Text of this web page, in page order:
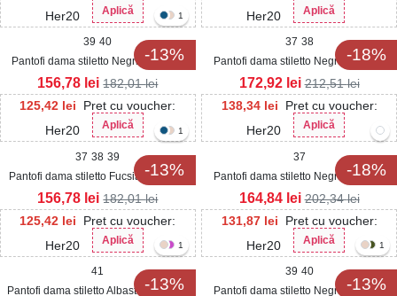
Her20
Aplică
Her20
Aplică
-13%
1
39 40
Pantofi dama stiletto Negri din Piele
Ecologica Intoarsa Daniely
125,42 lei
Pret cu voucher:
Her20
Aplică
156,78 lei 182,01lei
-18%
37 38
Pantofi dama stiletto Negri din Satin
Kelsa
138,34 lei
Pret cu voucher:
Her20
Aplică
172,92 lei 212,51lei
-13%
1
37 38 39
Pantofi dama stiletto Fucsia din Piele
Ecologica Intoarsa Daniely
125,42 lei
Pret cu voucher:
Her20
Aplică
156,78 lei 182,01lei
-18%
37
Pantofi dama stiletto Negri din Piele
Ecologica Lanyia
131,87 lei
Pret cu voucher:
Her20
Aplică
164,84 lei 202,34lei
-13%
1
41
Pantofi dama stiletto Albastri din Piele
-13%
1
39 40
Pantofi dama stiletto Negri din Piele